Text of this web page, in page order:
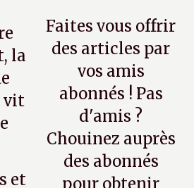
la
vit
et
Faites vous offrir
des articles par
vos amis
abonnés ! Pas
d'amis ?
Chouinez auprès
des abonnés
pour obtenir